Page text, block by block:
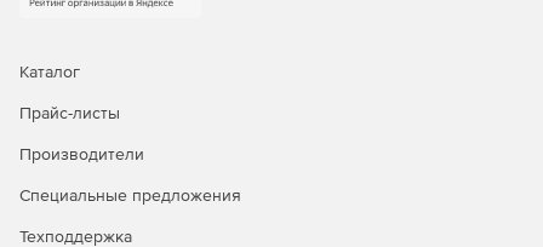
которая предоставляет пользователю нужную
браузера.
Полная прозрачность для веб-приложений позволяет
легко интегрировать данное решение в
Каталог
Прайс-листы
Производители
Специальные предложения
Техподдержка